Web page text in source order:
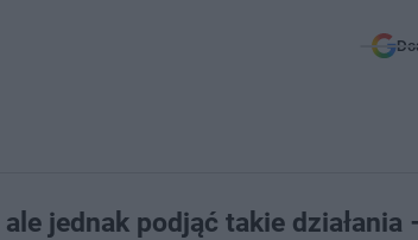
jednak podjąć takie działania